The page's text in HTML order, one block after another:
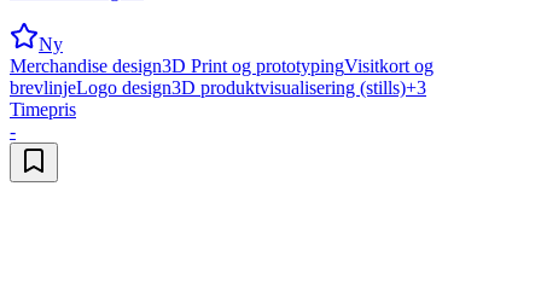
Ny
Merchandise design3D Print og prototypingVisitkort og
brevlinjeLogo design3D produktvisualisering (stills)+3
Timepris
-